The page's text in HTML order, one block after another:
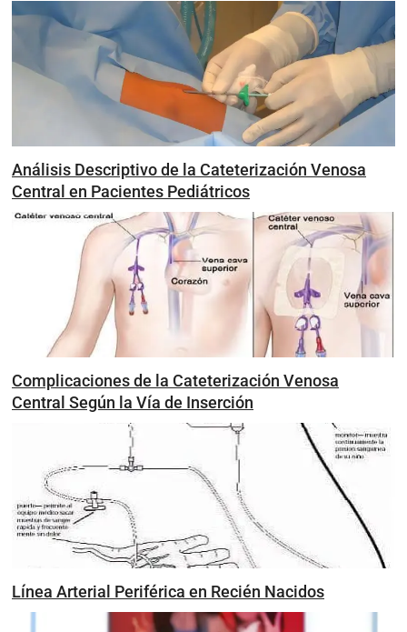
Análisis Descriptivo de la Cateterización Venosa
Central en Pacientes Pediátricos
Complicaciones de la Cateterización Venosa
Central Según la Vía de Inserción
Línea Arterial Periférica en Recién Nacidos